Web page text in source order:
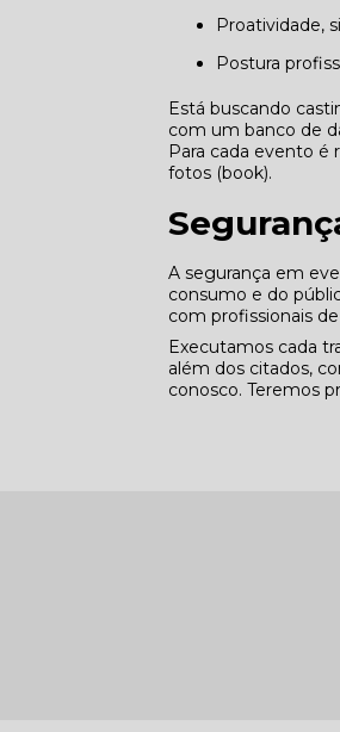
Proatividade,
Postura
Está buscando
com um banco de
Para cada evento é
fotos (book).
A segurança em
consumo e do
com profissionais
Executamos cada
além dos citados,
conosco. Teremos